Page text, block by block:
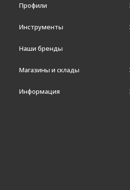
Профили
Инструменты
Наши бренды
Магазины и склады
Информация